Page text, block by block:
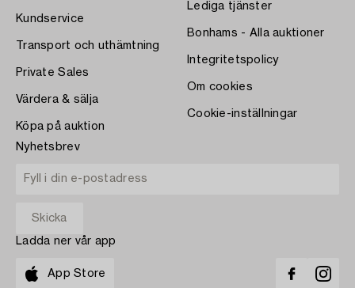
Kundservice
Transport och uthämtning
Private Sales
Värdera & sälja
Köpa på auktion
Lediga tjänster
Bonhams - Alla auktioner
Integritetspolicy
Om cookies
Cookie-inställningar
Nyhetsbrev
Ladda ner vår app
App Store